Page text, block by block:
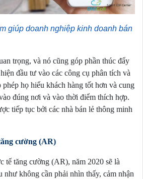
giúp doanh nghiệp kinh doanh bán
trọng, và nó cũng góp phần thúc đẩy
đầu tư vào các công cụ phân tích và
họ hiểu khách hàng tốt hơn và cung
đúng nơi và vào thời điểm thích hợp.
tiếp tục bởi các nhà bán lẻ thông minh
cường (AR)
tế tăng cường (AR), năm 2020 sẽ là
như không cần phải nhìn thấy, cảm nhận